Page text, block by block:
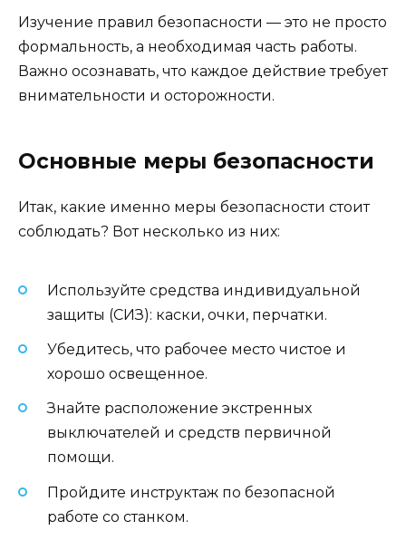
Изучение правил безопасности — это не просто
формальность, а необходимая часть работы.
Важно осознавать, что каждое действие требует
внимательности и осторожности.
Основные меры безопасности
Итак, какие именно меры безопасности стоит
соблюдать? Вот несколько из них:
Используйте средства индивидуальной
защиты (СИЗ): каски, очки, перчатки.
Убедитесь, что рабочее место чистое и
хорошо освещенное.
Знайте расположение экстренных
выключателей и средств первичной
помощи.
Пройдите инструктаж по безопасной
работе со станком.